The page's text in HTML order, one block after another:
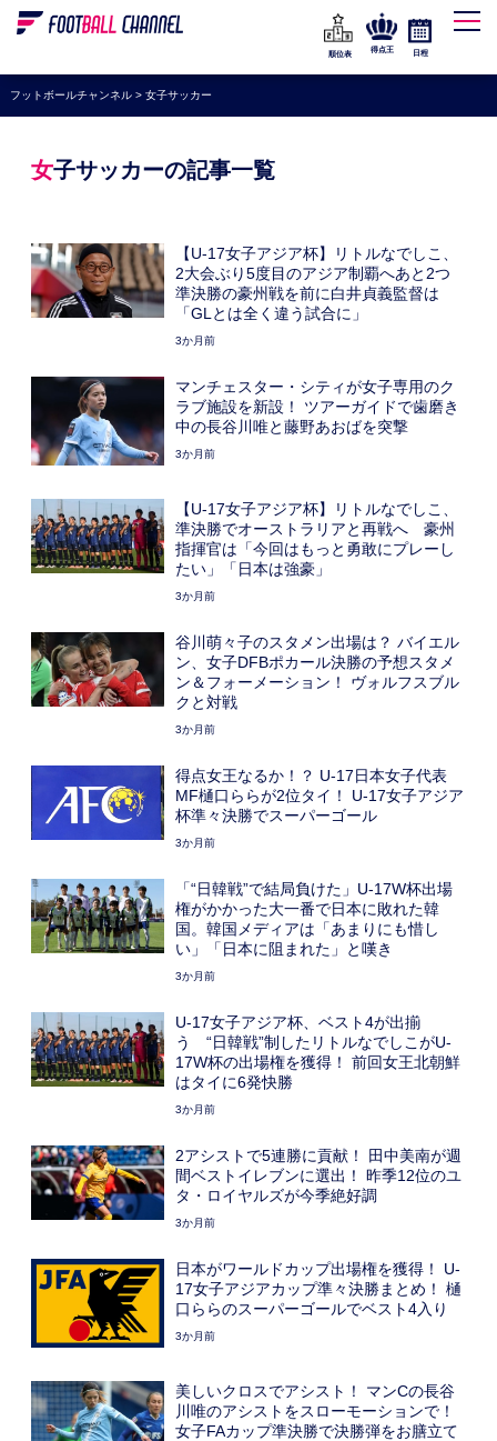
WEリーグ
海外サッカー
プレミアリーグ
ラ・リーガ
UEFA
ナショナルチーム
動画
順位表
得点王 日程
フットボールチャンネル> 女子サッカー
女子サッカーの記事一覧
【U-17女子アジア杯】リトルなでしこ、
2大会ぶり5度目のアジア制覇へあと2つ
準決勝の豪州戦を前に白井貞義監督は
「GLとは全く違う試合に」
3か月前
マンチェスター・シティが女子専用のク
ラブ施設を新設！ ツアーガイドで歯磨き
中の長谷川唯と藤野あおばを突撃
3か月前
【U-17女子アジア杯】リトルなでしこ、
準決勝でオーストラリアと再戦へ 豪州
指揮官は「今回はもっと勇敢にプレーし
たい」「日本は強豪」
3か月前
谷川萌々子のスタメン出場は？ バイエル
ン、女子DFBポカール決勝の予想スタメ
ン＆フォーメーション！ ヴォルフスブル
クと対戦
3か月前
得点女王なるか！？ U-17日本女子代表
MF樋口ららが2位タイ！ U-17女子アジア
杯準々決勝でスーパーゴール
3か月前
「“日韓戦”で結局負けた」U-17W杯出場
権がかかった大一番で日本に敗れた韓
国。韓国メディアは「あまりにも惜し
い」「日本に阻まれた」と嘆き
3か月前
U-17女子アジア杯、ベスト4が出揃
う “日韓戦”制したリトルなでしこがU-
17W杯の出場権を獲得！ 前回女王北朝鮮
はタイに6発快勝
3か月前
2アシストで5連勝に貢献！ 田中美南が週
間ベストイレブンに選出！ 昨季12位のユ
タ・ロイヤルズが今季絶好調
3か月前
日本がワールドカップ出場権を獲得！ U-
17女子アジアカップ準々決勝まとめ！ 樋
口ららのスーパーゴールでベスト4入り
3か月前
美しいクロスでアシスト！ マンCの長谷
川唯のアシストをスローモーションで！
女子FAカップ準決勝で決勝弾をお膳立て